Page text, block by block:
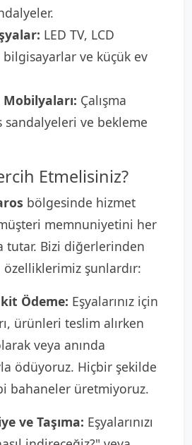
LED TV, LCD
ve küçük ev
Çalışma
sandalyeleri ve bekleme
Etmelisiniz?
bölgesinde hizmet
memnuniyetini her
tutar. Bizi diğerlerinden
özelliklerimiz şunlardır:
Ödeme: Eşyalarınız için
ürünleri teslim alırken
veya anında
ödüyoruz. Hiçbir şekilde
bahaneler üretmiyoruz.
ve Taşıma: Eşyalarınızı